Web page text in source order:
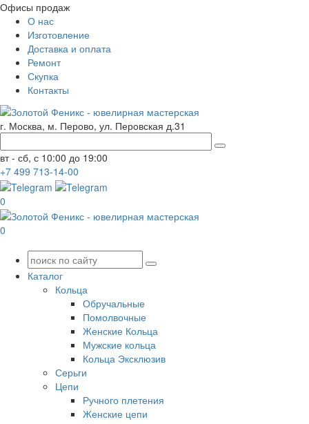
Офисы продаж
О нас
Изготовление
Доставка и оплата
Ремонт
Скупка
Контакты
г. Москва, м. Перово, ул. Перовская д.31
вт - сб, с 10:00 до 19:00
+7 499 713-14-00
0
0
Каталог
Кольца
Обручальные
Помолвочные
Женские Кольца
Мужские кольца
Кольца Эксклюзив
Серьги
Цепи
Ручного плетения
Женские цепи